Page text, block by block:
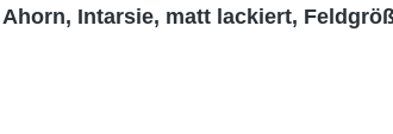
Intarsie, matt lackiert,